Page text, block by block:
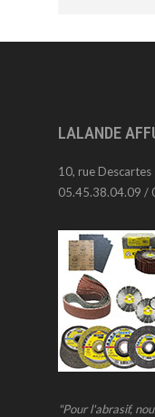
LALANDE
10, rue
05.45.38.04.09 /
"Pour l'abrasif,